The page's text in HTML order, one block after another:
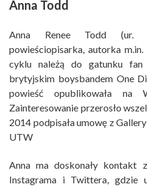
Anna Todd
Anna Renee Todd (ur.
powieściopisarka, autorka m.in.
cyklu należą do gatunku
brytyjskim boysbandem One
powieść opublikowała
Zainteresowanie przerosło
2014 podpisała umowę z
UTW
Anna ma doskonały kontakt
Instagrama i Twittera, gdzie